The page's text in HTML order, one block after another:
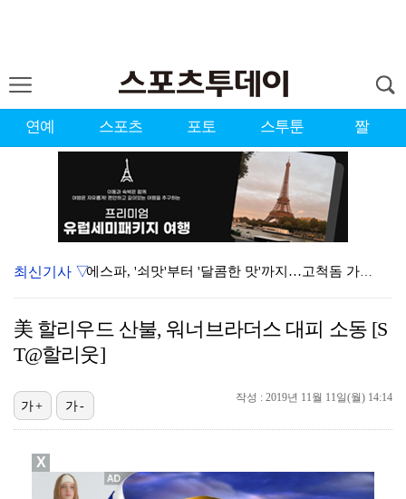
연예 스포츠 포토 스투툰 짤
에스파, '쇠맛'부터 '달콤한 맛'까지…고척돔 가득 채…
블랙핑크, 10주년 행사 논란에 사과 "커뮤니케이션 문…
'첫 승 도전' 장은수 "우승 의식하기보다 내 플레이에…
에스파 고척돔 공연에 반가운 얼굴…아이들 미연·트와이스…
최신기사 ▽
美 할리우드 산불, 워너브라더스 대피 소동 [S
T@할리웃]
작성 : 2019년 11월 11일(월) 14:14
가+ 가-
X